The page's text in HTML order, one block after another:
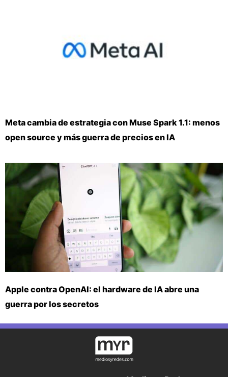
Meta cambia de estrategia con Muse Spark 1.1: menos
open source y más guerra de precios en IA
Apple contra OpenAI: el hardware de IA abre una
guerra por los secretos